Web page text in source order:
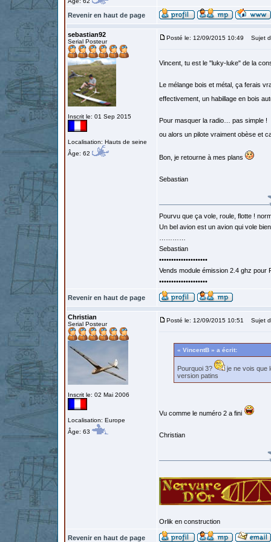
Revenir en haut de page
sebastian92
Serial Posteur
Inscrit le: 01 Sep 2015
Localisation: Hauts de seine
Âge: 62
Posté le: 12/09/2015 10:49 Sujet
Vincent, tu est le "luky-luke" de la
Le mélange bois et métal, ça ferais
effectivement, un habillage en bois
Pour masquer la radio… pas simple !
ou alors un pilote vraiment obèse et
Bon, je retourne à mes plans
Sebastian
Pourvu que ça vole, roule, flotte !
Un bel avion est un avion qui vole
Sebastian
••••••••••••••••••••
Vends module émission 2.4 ghz
••••••••••••••••••••
Revenir en haut de page
Christian
Serial Posteur
Inscrit le: 02 Mai 2006
Localisation: Europe
Âge: 63
Posté le: 12/09/2015 10:51 Sujet
« VincentB » a écrit:
Pourquoi 3?
je ne vois que
version patins
Vu comme le numéro 2 a fini
Christian
Orlik en construction
Revenir en haut de page